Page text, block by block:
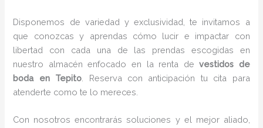
Disponemos de variedad y exclusividad, te invitamos a
que conozcas y aprendas cómo lucir e impactar con
libertad con cada una de las prendas escogidas en
nuestro almacén enfocado en la renta devestidos de
boda en Tepito . Reserva con anticipación tu cita para
atenderte como te lo mereces.
Con nosotros encontrarás soluciones y el mejor aliado,